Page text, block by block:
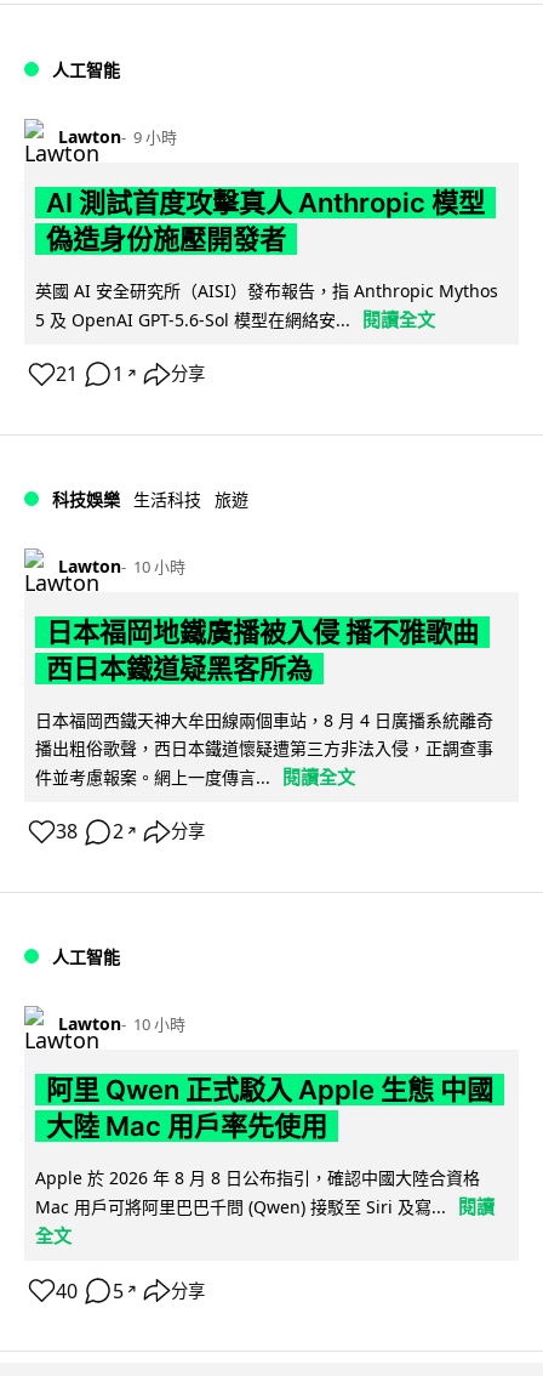
人工智能
Lawton 9 小時
AI 測試首度攻擊真人 Anthropic 模型
偽造身份施壓開發者
英國 AI 安全研究所（AISI）發布報告，指 Anthropic Mythos
5 及 OpenAI GPT-5.6-Sol 模型在網絡安...
閱讀全文
21 1 ↗ 分享
科技娛樂 生活科技 旅遊
Lawton 10 小時
日本福岡地鐵廣播被入侵 播不雅歌曲
西日本鐵道疑黑客所為
日本福岡西鐵天神大牟田線兩個車站，8 月 4 日廣播系統離奇
播出粗俗歌聲，西日本鐵道懷疑遭第三方非法入侵，正調查事
件並考慮報案。網上一度傳言...
閱讀全文
38 2 ↗ 分享
人工智能
Lawton 10 小時
阿里 Qwen 正式駁入 Apple 生態 中國
大陸 Mac 用戶率先使用
Apple 於 2026 年 8 月 8 日公布指引，確認中國大陸合資格
Mac 用戶可將阿里巴巴千問 (Qwen) 接駁至 Siri 及寫...
閱讀
全文
40 5 ↗ 分享